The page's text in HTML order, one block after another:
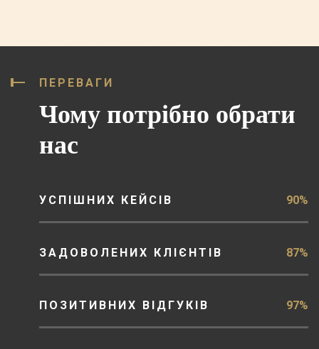
ПЕРЕВАГИ
Чому потрібно обрати
нас
УСПІШНИХ КЕЙСІВ 90%
ЗАДОВОЛЕНИХ КЛІЄНТІВ 87%
ПОЗИТИВНИХ ВІДГУКІВ 97%